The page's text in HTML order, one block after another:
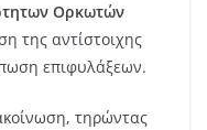
Ορκωτών
της αντίστοιχης
επιφυλάξεων.
τηρώντας